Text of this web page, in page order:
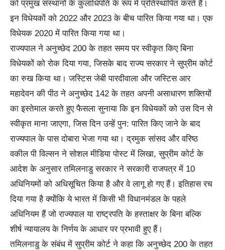
को प्रमुख संस्थानों के कुलाधिपति के रूप में प्रतिस्थापित करते हैं।
इन विधेयकों को 2022 और 2023 के बीच पारित किया गया था। एक
विधेयक 2020 में पारित किया गया था।
राज्यपाल ने अनुच्छेद 200 के तहत समय पर स्वीकृत किए बिना
विधेयकों को रोक दिया गया, जिसके बाद राज्य सरकार ने सुप्रीम कोर्ट
का रुख किया था। जस्टिस जेबी पारदीवाला और जस्टिस आर
महादेवन की पीठ ने अनुच्छेद 142 के तहत अपनी असाधारण शक्तियों
का इस्तेमाल करते हुए फैसला सुनाया कि इन विधेयकों को उस दिन से
स्वीकृत माना जाएगा, जिस दिन उन्हें पुन: पारित किए जाने के बाद
राज्यपाल के पास दोबारा भेजा गया था। द्रमुक सांसद और वरिष्ठ
वकील पी विल्सन ने सोशल मीडिया पोस्ट में लिखा, सुप्रीम कोर्ट के
आदेश के अनुसार तमिलनाडु सरकार ने सरकारी राजपत्र में 10
अधिनियमों को अधिसूचित किया है और वे लागू हो गए हैं। इतिहास रच
दिया गया है क्योंकि ये भारत में किसी भी विधानमंडल के पहले
अधिनियम हैं जो राज्यपाल या राष्ट्रपति के हस्ताक्षर के बिना बल्कि
शीर्ष न्यायालय के निर्णय के आधार पर प्रभावी हुए हैं।
तमिलनाडु के संबंध में सुप्रीम कोर्ट ने कहा कि अनुच्छेद 200 के तहत